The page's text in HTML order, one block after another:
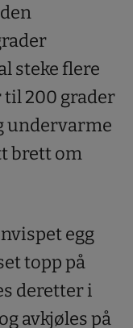
steke flere
200 grader
undervarme
brett om
egg
topp på
deretter i
avkjøles på